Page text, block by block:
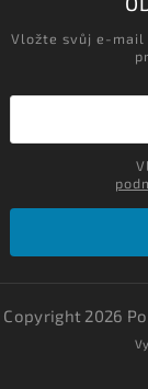
Vložte svůj e-mail
Copyright 2026